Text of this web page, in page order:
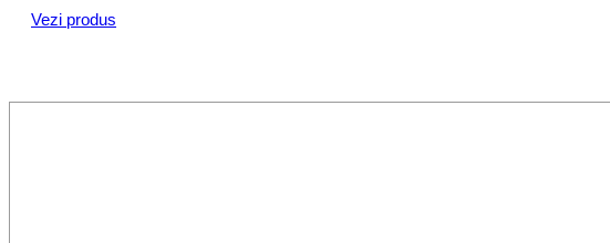
Vezi produs